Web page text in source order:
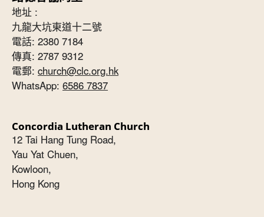
地址 :
九龍大坑東道十二號
電話: 2380 7184
傳真: 2787 9312
電郵: church@clc.org.hk
WhatsApp: 6586 7837
Concordia Lutheran Church
12 Tai Hang Tung Road,
Yau Yat Chuen,
Kowloon,
Hong Kong